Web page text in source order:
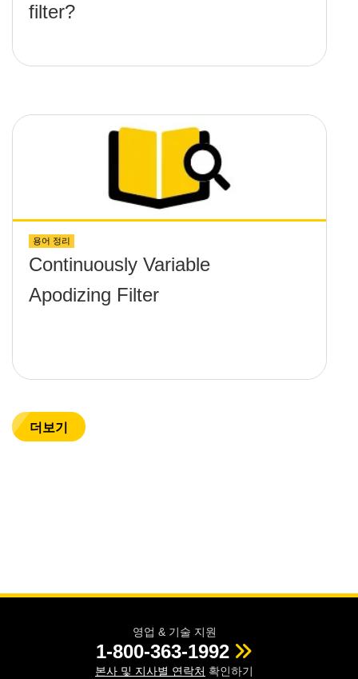
filter?
용어 정리
Continuously Variable
Apodizing Filter
더보기
영업 & 기술 지원
1-800-363-1992
본사 및 지사별 연락처 확인하기